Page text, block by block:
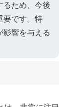
るため、今後
要です。特
影響を与える